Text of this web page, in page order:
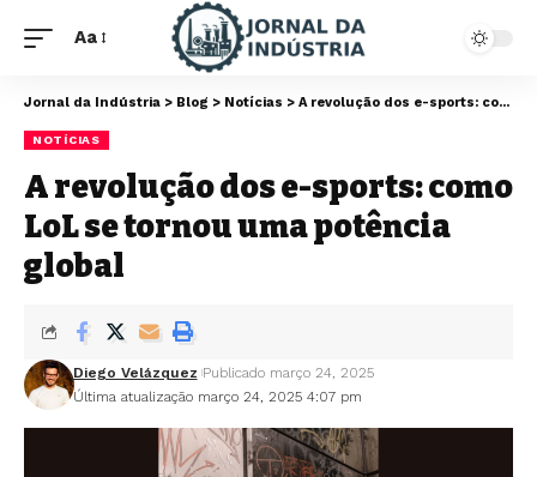
Aa
Jornal da Indústria > Blog > Notícias > A revolução dos e-sports: como LoL se tornou uma potência global
NOTÍCIAS
A revolução dos e-sports: como
LoL se tornou uma potência
global
Última atualização março 24, 2025 4:07 pm
Diego Velázquez Publicado março 24, 2025